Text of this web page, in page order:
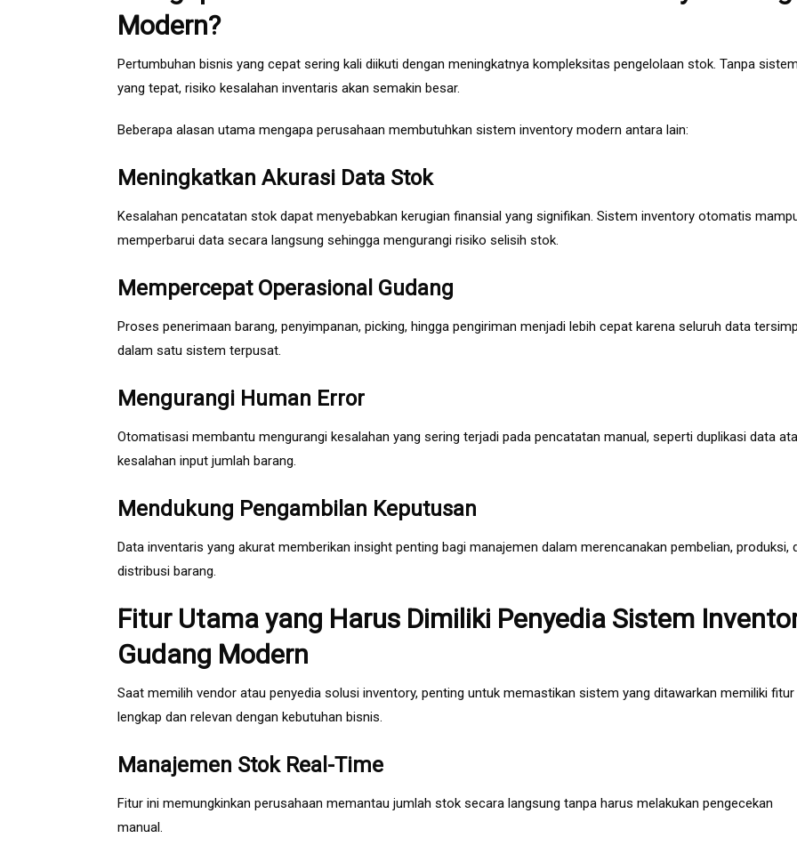
Modern?
Pertumbuhan bisnis yang cepat sering kali diikuti dengan meningkatnya kompleksitas pengelolaan stok. Tanpa
yang tepat, risiko kesalahan inventaris akan semakin besar.
Beberapa alasan utama mengapa perusahaan membutuhkan sistem inventory modern antara lain:
Meningkatkan Akurasi Data Stok
Kesalahan pencatatan stok dapat menyebabkan kerugian finansial yang signifikan. Sistem inventory otomatis
memperbarui data secara langsung sehingga mengurangi risiko selisih stok.
Mempercepat Operasional Gudang
Proses penerimaan barang, penyimpanan, picking, hingga pengiriman menjadi lebih cepat karena seluruh data
dalam satu sistem terpusat.
Mengurangi Human Error
Otomatisasi membantu mengurangi kesalahan yang sering terjadi pada pencatatan manual, seperti duplikasi data
kesalahan input jumlah barang.
Mendukung Pengambilan Keputusan
Data inventaris yang akurat memberikan insight penting bagi manajemen dalam merencanakan pembelian, produksi,
distribusi barang.
Fitur Utama yang Harus Dimiliki Penyedia Sistem
Gudang Modern
Saat memilih vendor atau penyedia solusi inventory, penting untuk memastikan sistem yang ditawarkan memiliki fitur
lengkap dan relevan dengan kebutuhan bisnis.
Manajemen Stok Real-Time
Fitur ini memungkinkan perusahaan memantau jumlah stok secara langsung tanpa harus melakukan pengecekan
manual.